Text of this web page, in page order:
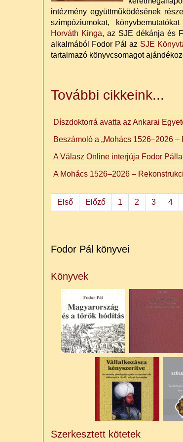
intézmény együttműködésének
szimpóziumokat,
Horváth Kinga, az SJE dékánja és
alkalmából Fodor Pál az SJE
tartalmazó könyvcsomagot
További cikkeink...
Díszdoktorrá avatta az Ankarai
Beszámoló a „Mohács 1526–2026
A Válasz Online interjúja Fodor Pállal
A Mohács 1526–2026 –
Első Előző 1 2 3 4
Fodor Pál könyvei
Könyvek
Szerkesztett kötetek